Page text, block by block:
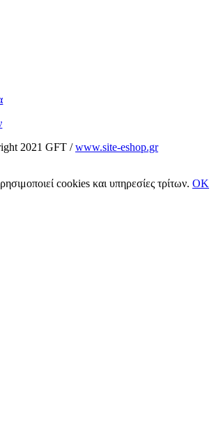
2021 GFT /www.site-eshop.gr
cookies και υπηρεσίες τρίτων. OK